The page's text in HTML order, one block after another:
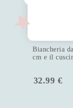
Biancheria
cm e il
32.99 €